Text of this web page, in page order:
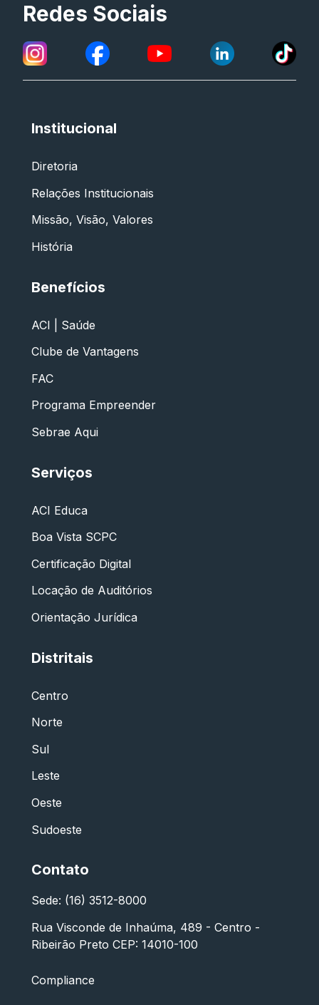
Redes Sociais
Institucional
Diretoria
Relações Institucionais
Missão, Visão, Valores
História
Benefícios
ACI | Saúde
Clube de Vantagens
FAC
Programa Empreender
Sebrae Aqui
Serviços
ACI Educa
Boa Vista SCPC
Certificação Digital
Locação de Auditórios
Orientação Jurídica
Distritais
Centro
Norte
Sul
Leste
Oeste
Sudoeste
Contato
Sede: (16) 3512-8000
Rua Visconde de Inhaúma, 489 - Centro -
Ribeirão Preto CEP: 14010-100
Compliance